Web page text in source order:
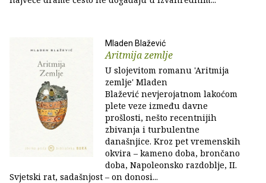
Mladen Blažević
Aritmija zemlje
U slojevitom romanu 'Aritmija
zemlje' Mladen
Blažević nevjerojatnom lakoćom
plete veze između davne
prošlosti, nešto recentnijih
zbivanja i turbulentne
današnjice. Kroz pet vremenskih
okvira – kameno doba, brončano
doba, Napoleonsko razdoblje, II.
Svjetski rat, sadašnjost – on donosi...